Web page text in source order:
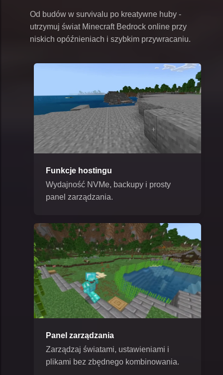
Od budów w survivalu po kreatywne huby -
utrzymuj świat Minecraft Bedrock online przy
niskich opóźnieniach i szybkim przywracaniu.
Funkcje hostingu
Wydajność NVMe, backupy i prosty
panel zarządzania.
Panel zarządzania
Zarządzaj światami, ustawieniami i
plikami bez zbędnego kombinowania.